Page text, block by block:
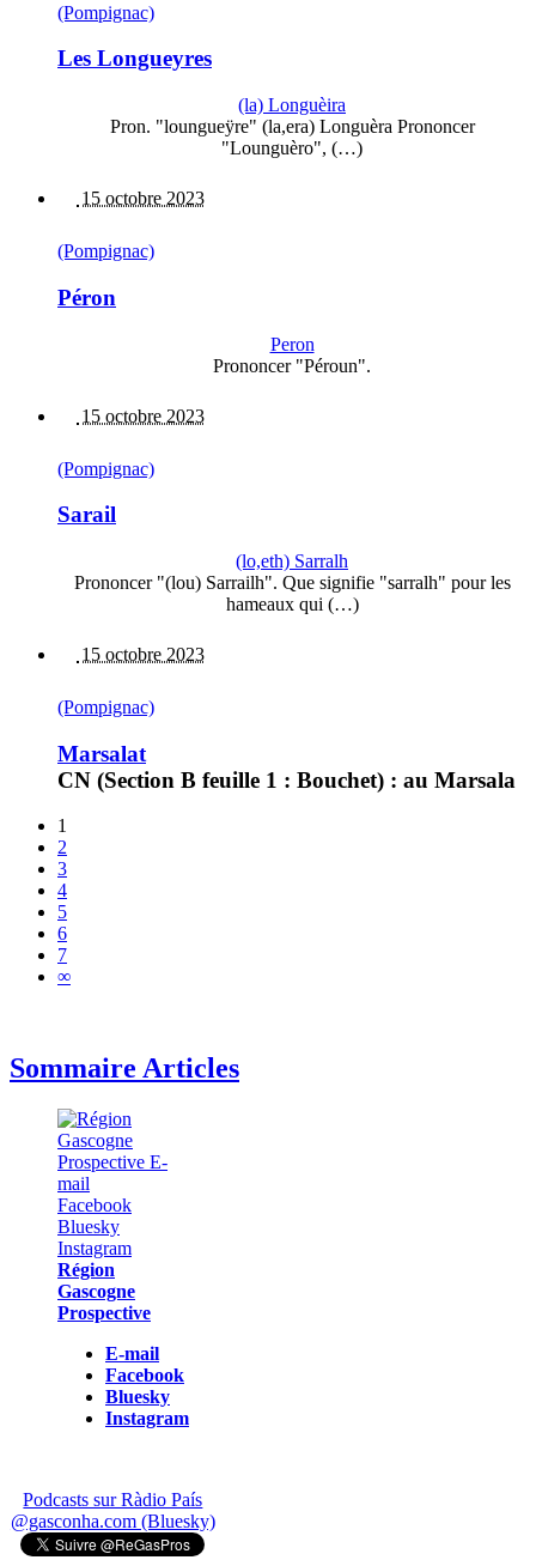
(Pompignac)
Les Longueyres
(la) Longuèira
Pron. "loungueÿre" (la,era) Longuèra Prononcer
"Lounguèro", (…)
15 octobre 2023
(Pompignac)
Péron
Peron
Prononcer "Péroun".
15 octobre 2023
(Pompignac)
Sarail
(lo,eth) Sarralh
Prononcer "(lou) Sarrailh". Que signifie "sarralh" pour les
hameaux qui (…)
15 octobre 2023
(Pompignac)
Marsalat
CN (Section B feuille 1 : Bouchet) : au Marsala
1
2
3
4
5
6
7
∞
Sommaire Articles
Région
Gascogne
Prospective
E-mail
Facebook
Bluesky
Instagram
Podcasts sur Ràdio País
@gasconha.com (Bluesky)